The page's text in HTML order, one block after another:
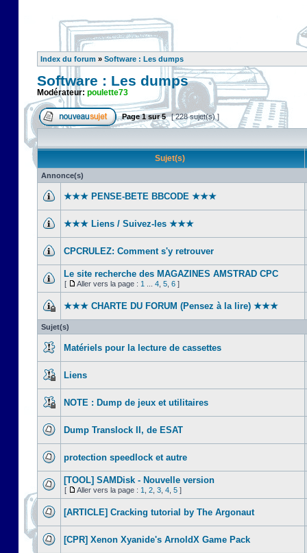
Index du forum » Software : Les dumps
Software : Les dumps
Modérateur: poulette73
Page1sur5 [ 228 sujet(s) ]
Sujet(s)
Annonce(s)
★★★ PENSE-BETE BBCODE ★★★
★★★ Liens / Suivez-les ★★★
CPCRULEZ: Comment s'y retrouver‎
Le site recherche des MAGAZINES AMSTRAD CPC
[ Aller vers la page : 1 4 5 6 ]
★★★ CHARTE DU FORUM (Pensez à la lire) ★★★
Sujet(s)
Matériels pour la lecture de cassettes
Liens
NOTE : Dump de jeux et utilitaires
Dump Translock II, de ESAT
protection speedlock et autre
[TOOL] SAMDisk - Nouvelle version
[ Aller vers la page : 1 2 3 4 5 ]
[ARTICLE] Cracking tutorial by The Argonaut
[CPR] Xenon Xyanide's ArnoldX Game Pack